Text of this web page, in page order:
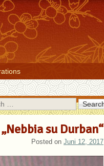
su Durban“
Posted on Juni 12, 2017